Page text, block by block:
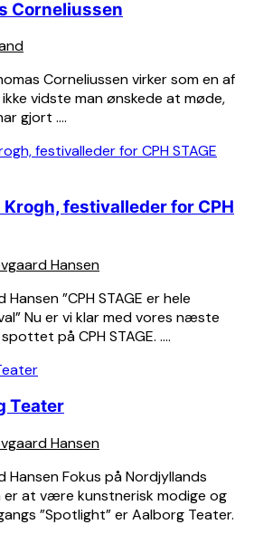
Corneliussen
Corneliussen virker som en af
vidste man ønskede at møde,
gjort ….
festivalleder for CPH
Hansen
”CPH STAGE er hele
Nu er vi klar med vores næste
på CPH STAGE. ….
Teater
Hansen
Hansen Fokus på Nordjyllands
er at være kunstnerisk modige og
”Spotlight” er Aalborg Teater.